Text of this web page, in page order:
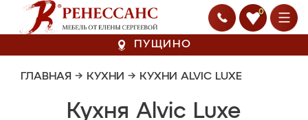
0
ПУЩИНО
ГЛАВНАЯ → КУХНИ → КУХНИ ALVIC LUXE
Кухня Alvic Luxe